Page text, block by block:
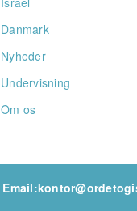
Danmark
Nyheder
Undervisning
Om os